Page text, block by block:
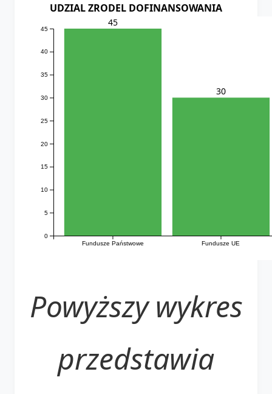
UDZIAL ZRODEL DOFINANSOWANIA
Fundusze Państwowe Fundusze UE
0
5
10
15
20
25
30
35
40
45
45
30
Powyższy wykres
przedstawia